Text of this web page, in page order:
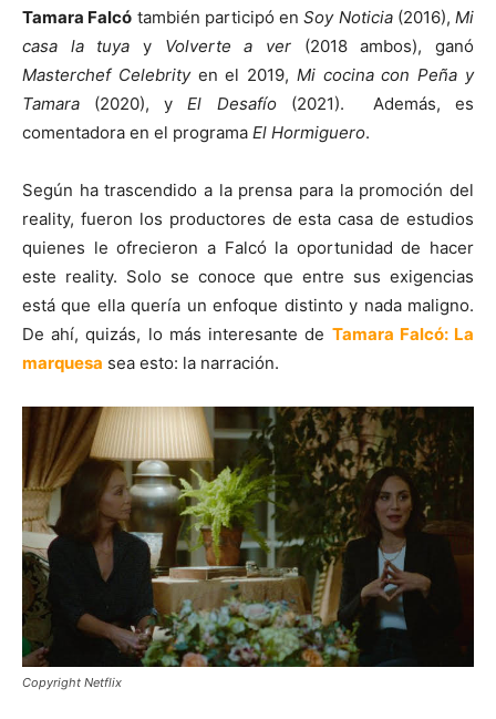
Tamara Falcó también participó enSoy Noticia(2016), Mi
casa la tuya y Volverte a ver (2018 ambos), ganó
Masterchef Celebrityen el 2019, Mi cocina con Peña y
Tamara (2020), yEl Desafío(2021). Además, es
comentadora en el programa El Hormiguero.
Según ha trascendido a la prensa para la promoción del
reality, fueron los productores de esta casa de estudios
quienes le ofrecieron a Falcó la oportunidad de hacer
este reality. Solo se conoce que entre sus exigencias
está que ella quería un enfoque distinto y nada maligno.
De ahí, quizás, lo más interesante de Tamara Falcó: La
marquesa sea esto: la narración.
Copyright Netflix